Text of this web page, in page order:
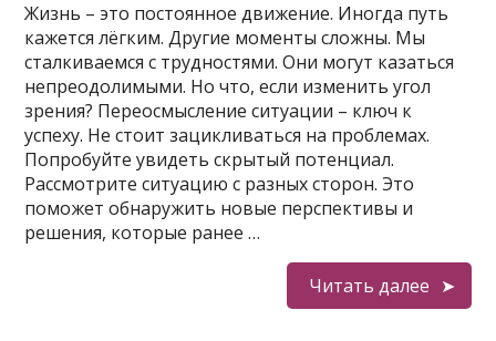
Жизнь – это постоянное движение. Иногда путь
кажется лёгким. Другие моменты сложны. Мы
сталкиваемся с трудностями. Они могут казаться
непреодолимыми. Но что, если изменить угол
зрения? Переосмысление ситуации – ключ к
успеху. Не стоит зацикливаться на проблемах.
Попробуйте увидеть скрытый потенциал.
Рассмотрите ситуацию с разных сторон. Это
поможет обнаружить новые перспективы и
решения, которые ранее …
Читать далее